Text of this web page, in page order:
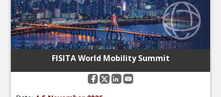
FISITA World Mobility Summit